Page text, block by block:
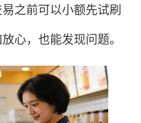
之前可以小额先试刷
心，也能发现问题。